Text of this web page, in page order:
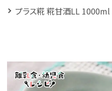
プラス糀 糀甘酒LL 1000ml